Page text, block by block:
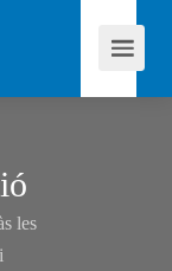
les